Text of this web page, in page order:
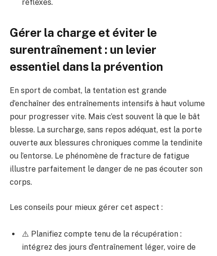
réflexes.
Gérer la charge et éviter le
surentraînement : un levier
essentiel dans la prévention
En sport de combat, la tentation est grande
d’enchaîner des entraînements intensifs à haut volume
pour progresser vite. Mais c’est souvent là que le bât
blesse. La surcharge, sans repos adéquat, est la porte
ouverte aux blessures chroniques comme la tendinite
ou l’entorse. Le phénomène de fracture de fatigue
illustre parfaitement le danger de ne pas écouter son
corps.
Les conseils pour mieux gérer cet aspect :
⚠️ Planifiez compte tenu de la récupération :
intégrez des jours d’entraînement léger, voire de